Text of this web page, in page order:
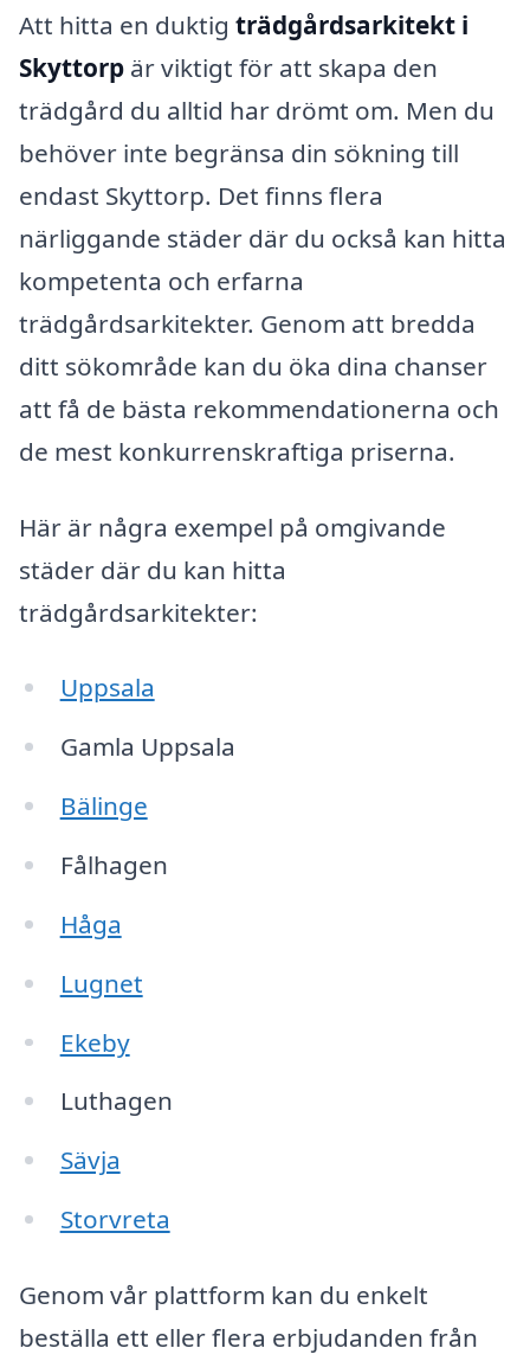
Att hitta en duktig trädgårdsarkitekt i
Skyttorp är viktigt för att skapa den
trädgård du alltid har drömt om. Men du
behöver inte begränsa din sökning till
endast Skyttorp. Det finns flera
närliggande städer där du också kan hitta
kompetenta och erfarna
trädgårdsarkitekter. Genom att bredda
ditt sökområde kan du öka dina chanser
att få de bästa rekommendationerna och
de mest konkurrenskraftiga priserna.
Här är några exempel på omgivande
städer där du kan hitta
trädgårdsarkitekter:
Uppsala
Gamla Uppsala
Bälinge
Fålhagen
Håga
Lugnet
Ekeby
Luthagen
Sävja
Storvreta
Genom vår plattform kan du enkelt
beställa ett eller flera erbjudanden från